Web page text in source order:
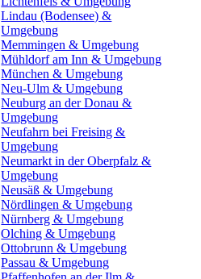
Lindau (Bodensee) &
Umgebung
Memmingen & Umgebung
Mühldorf am Inn & Umgebung
München & Umgebung
Neu-Ulm & Umgebung
Neuburg an der Donau &
Umgebung
Neufahrn bei Freising &
Umgebung
Neumarkt in der Oberpfalz &
Umgebung
Neusäß & Umgebung
Nördlingen & Umgebung
Nürnberg & Umgebung
Olching & Umgebung
Ottobrunn & Umgebung
Passau & Umgebung